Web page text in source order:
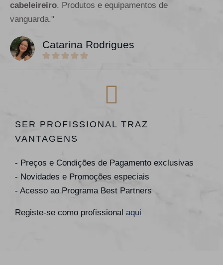
cabeleireiro. Produtos e equipamentos de
vanguarda."
Catarina Rodrigues
SER PROFISSIONAL TRAZ
VANTAGENS
- Preços e Condições de Pagamento exclusivas
- Novidades e Promoções especiais
- Acesso ao Programa Best Partners
Registe-se como profissional aqui